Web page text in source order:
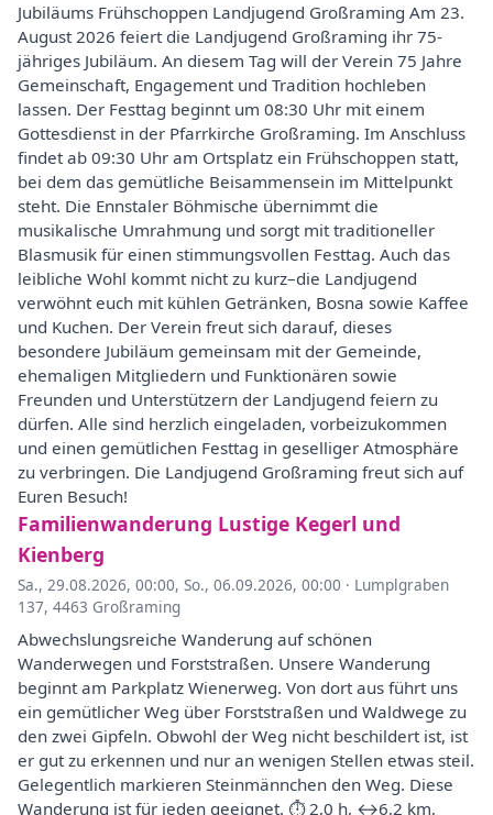
Jubiläums Frühschoppen Landjugend Großraming Am 23.
August 2026 feiert die Landjugend Großraming ihr 75-
jähriges Jubiläum. An diesem Tag will der Verein 75 Jahre
Gemeinschaft, Engagement und Tradition hochleben
lassen. Der Festtag beginnt um 08:30 Uhr mit einem
Gottesdienst in der Pfarrkirche Großraming. Im Anschluss
findet ab 09:30 Uhr am Ortsplatz ein Frühschoppen statt,
bei dem das gemütliche Beisammensein im Mittelpunkt
steht. Die Ennstaler Böhmische übernimmt die
musikalische Umrahmung und sorgt mit traditioneller
Blasmusik für einen stimmungsvollen Festtag. Auch das
leibliche Wohl kommt nicht zu kurz–die Landjugend
verwöhnt euch mit kühlen Getränken, Bosna sowie Kaffee
und Kuchen. Der Verein freut sich darauf, dieses
besondere Jubiläum gemeinsam mit der Gemeinde,
ehemaligen Mitgliedern und Funktionären sowie
Freunden und Unterstützern der Landjugend feiern zu
dürfen. Alle sind herzlich eingeladen, vorbeizukommen
und einen gemütlichen Festtag in geselliger Atmosphäre
zu verbringen. Die Landjugend Großraming freut sich auf
Euren Besuch!
Familienwanderung Lustige Kegerl und
Kienberg
Sa., 29.08.2026, 00:00, So., 06.09.2026, 00:00 · Lumplgraben
137, 4463 Großraming
Abwechslungsreiche Wanderung auf schönen
Wanderwegen und Forststraßen. Unsere Wanderung
beginnt am Parkplatz Wienerweg. Von dort aus führt uns
ein gemütlicher Weg über Forststraßen und Waldwege zu
den zwei Gipfeln. Obwohl der Weg nicht beschildert ist, ist
er gut zu erkennen und nur an wenigen Stellen etwas steil.
Gelegentlich markieren Steinmännchen den Weg. Diese
Wanderung ist für jeden geeignet. ⏱ 2,0 h, ↔︎6,2 km,